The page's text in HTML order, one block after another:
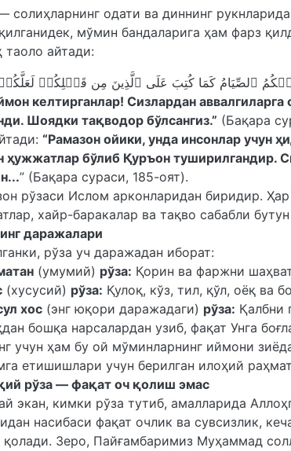
солиҳларнинг одати ва диннинг
мўмин бандаларига ҳам фарз
таоло айтади:
келтирганлар! Сизлардан
Шоядки тақводор бўлсангиз.” (Бақара
“Рамазон ойики, унда инсонлар учун
ҳужжатлар бўлиб Қуръон туширилгандир.
” (Бақара сураси, 185-оят).
рўзаси Ислом арконларидан биридир.
хайр-баракалар ва тақво сабабли
даражалари
рўза уч даражадан иборат:
(умумий) рўза: Қорин ва фаржни
(хусусий) рўза: Қулоқ, кўз, тил, қўл, оёқ ва
хос (энг юқори даражадаги) рўза: Қалбни
бошқа нарсалардан узиб, фақат Унга
учун ҳам бу ой мўминларнинг иймони
етишишлари учун берилган илоҳий
рўза — фақат оч қолиш эмас
экан, кимки рўза тутиб, амалларида
насибаси фақат очлик ва сувсизлик,
қолади. Зеро, Пайғамбаримиз Муҳаммад